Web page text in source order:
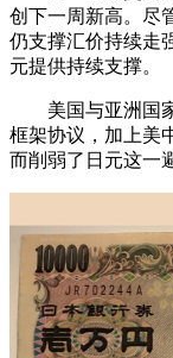
创下一周新高。尽
仍支撑汇价持续走
元提供持续支撑。
美国与亚洲国
框架协议，加上美
而削弱了日元这一